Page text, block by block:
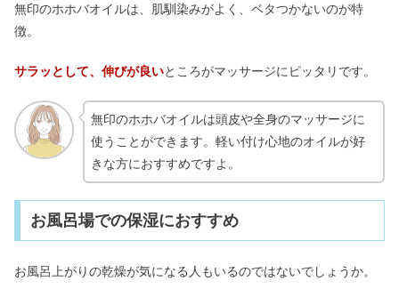
無印のホホバオイルは、肌馴染みがよく、ベタつかないのが特
徴。
サラッとして、伸びが良いところがマッサージにピッタリです。
無印のホホバオイルは頭皮や全身のマッサージに
使うことができます。軽い付け心地のオイルが好
きな方におすすめですよ。
お風呂場での保湿におすすめ
お風呂上がりの乾燥が気になる人もいるのではないでしょうか。